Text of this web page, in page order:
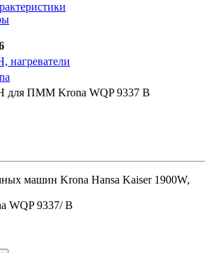
нагреватели
для ПММ Krona WQP 9337 B
машин Krona Hansa Kaiser 1900W,
WQP 9337/ B